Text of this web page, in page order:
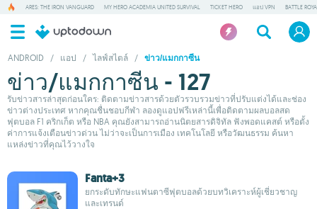
ARES: THE IRON VANGUARD MY HERO ACADEMIA UNITED SURVIVAL TICKET HERO แอป VPN BATTLE
ANDROID / แอป / ไลฟ์สไตล์ / ข่าว/แมกกาซีน
ข่าว/แมกกาซีน - 127
รับข่าวสารล่าสุดก่อนใคร: ติดตามข่าวสารด้วยตัวรวบรวมข่าวที่ปรับแต่งได้และช่อง
ข่าวต่างประเทศ หากคุณชื่นชอบกีฬา ลองดูแอปฟรีเหล่านี้เพื่อติดตามผลบอลสด
ฟุตบอล F1 คริกเก็ต หรือ NBA คุณยังสามารถอ่านนิตยสารดิจิทัล ฟังพอดแคสต์ หรือตั้ง
ค่าการแจ้งเตือนข่าวด่วน ไม่ว่าจะเป็นการเมือง เทคโนโลยี หรือวัฒนธรรม ค้นหา
แหล่งข่าวที่คุณไว้วางใจ
Fanta+3
ยกระดับทักษะแฟนตาซีฟุตบอลด้วยบทวิเคราะห์ผู้เชี่ยวชาญ
และเทรนด์